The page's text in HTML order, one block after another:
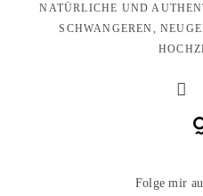
NATÜRLICHE UND
SCHWANGEREN,
Folge mir